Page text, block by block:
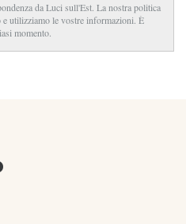
da Luci sull'Est. La nostra politica
utilizziamo le vostre informazioni. È
momento.